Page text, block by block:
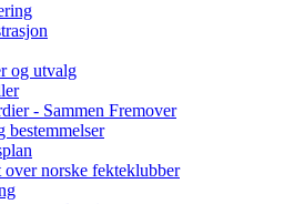
og utvalg
- Sammen Fremover
bestemmelser
over norske fekteklubber